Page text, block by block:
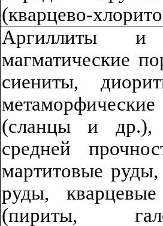
(кварцево-хлорито
Аргиллиты и
магматические
сиениты,
(сланцы и др.),
средней
мартитовые руды,
руды,
(пириты,